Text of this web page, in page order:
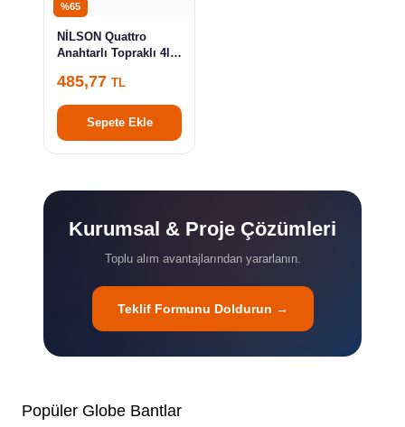
%65
NİLSON Quattro
Anahtarlı Topraklı 4lü
44 13 11 03
485,77 TL
Sepete Ekle
Kurumsal & Proje Çözümleri
Toplu alım avantajlarından yararlanın.
Teklif Formunu Doldurun →
Popüler Globe Bantlar